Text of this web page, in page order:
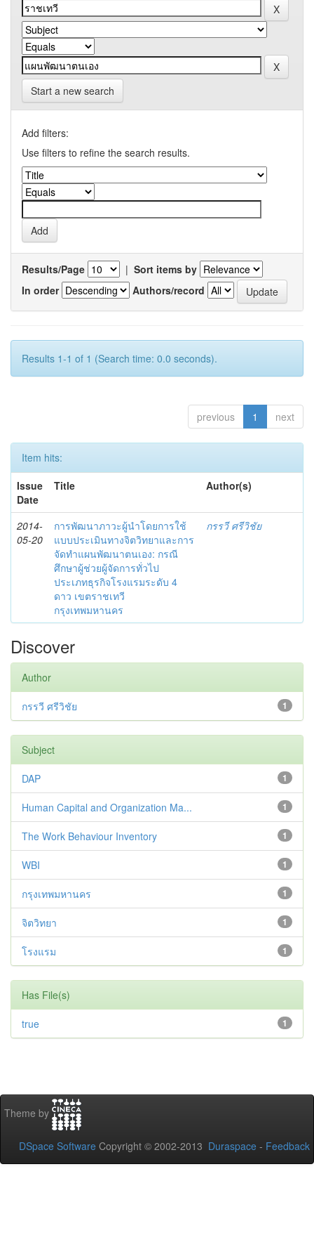
Start a new search
Add filters:
Use filters to refine the search results.
Results/Page | Sort items by
In order
Authors/record
Results 1-1 of 1 (Search time: 0.0 seconds).
previous 1 next
Item hits:
Issue
Date
Title Author(s)
2014-
05-20
การพัฒนาภาวะผู้นำโดยการใช้
แบบประเมินทางจิตวิทยาและการ
จัดทำแผนพัฒนาตนเอง: กรณี
ศึกษาผู้ช่วยผู้จัดการทั่วไป
ประเภทธุรกิจโรงแรมระดับ 4
ดาว เขตราชเทวี
กรุงเทพมหานคร
กรรวี ศรีวิชัย
Discover
Author
1
กรรวี ศรีวิชัย
Subject
1
DAP
1
Human Capital and Organization Ma...
1
The Work Behaviour Inventory
1
WBI
1
กรุงเทพมหานคร
1
จิตวิทยา
1
โรงแรม
Has File(s)
1
true
Theme by
DSpace Software Copyright © 2002-2013 Duraspace - Feedback